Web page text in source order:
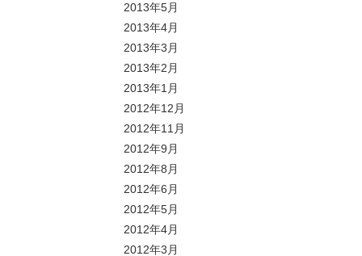
2013年5月
2013年4月
2013年3月
2013年2月
2013年1月
2012年12月
2012年11月
2012年9月
2012年8月
2012年6月
2012年5月
2012年4月
2012年3月